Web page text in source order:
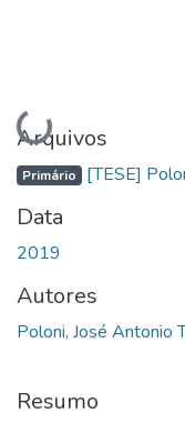
Carregando...
Arquivos
Primário [TESE]
Data
2019
Autores
Poloni, José Antonio
Resumo